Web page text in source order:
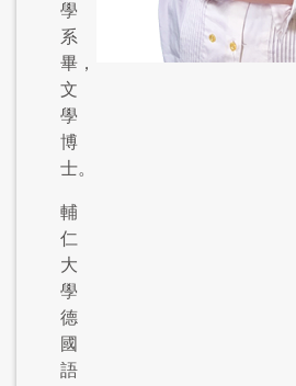
學
系
畢，
文
學
博
士。
輔
仁
大
學
德
國
語